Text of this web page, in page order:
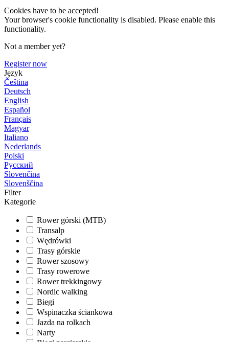
Cookies have to be accepted!
Your browser's cookie functionality is disabled. Please enable this
functionality.
Not a member yet?
Register now
Język
Čeština
Deutsch
English
Español
Français
Magyar
Italiano
Nederlands
Polski
Русский
Slovenčina
Slovenščina
Filter
Kategorie
Rower górski (MTB)
Transalp
Wędrówki
Trasy górskie
Rower szosowy
Trasy rowerowe
Rower trekkingowy
Nordic walking
Biegi
Wspinaczka ściankowa
Jazda na rolkach
Narty